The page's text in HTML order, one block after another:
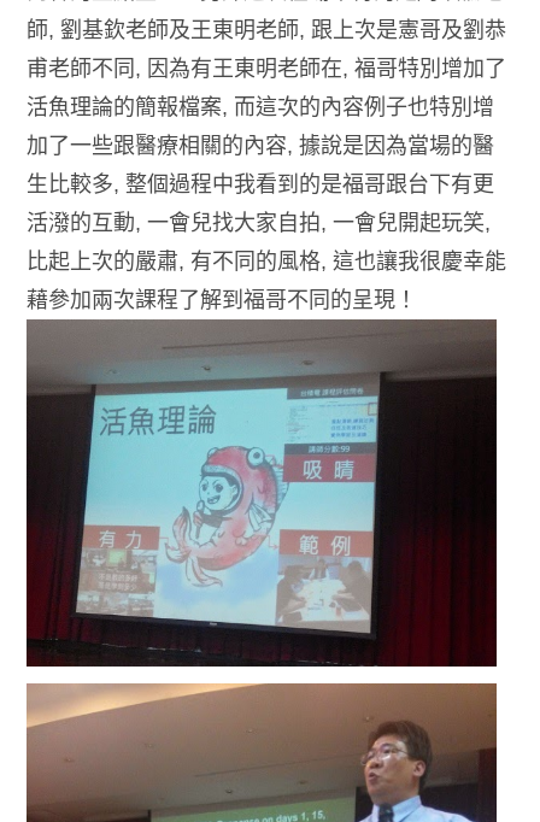
師, 劉基欽老師及王東明老師, 跟上次是憲哥及劉恭
甫老師不同, 因為有王東明老師在, 福哥特別增加了
活魚理論的簡報檔案, 而這次的內容例子也特別增
加了一些跟醫療相關的內容, 據說是因為當場的醫
生比較多, 整個過程中我看到的是福哥跟台下有更
活潑的互動, 一會兒找大家自拍, 一會兒開起玩笑,
比起上次的嚴肅, 有不同的風格, 這也讓我很慶幸能
藉參加兩次課程了解到福哥不同的呈現！